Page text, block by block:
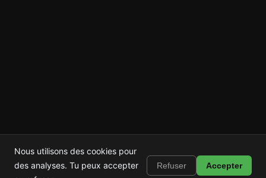
Bloque Shorts, Reels et TikTok Installer
Nous utilisons des cookies pour
des analyses. Tu peux accepter
Refuser Accepter